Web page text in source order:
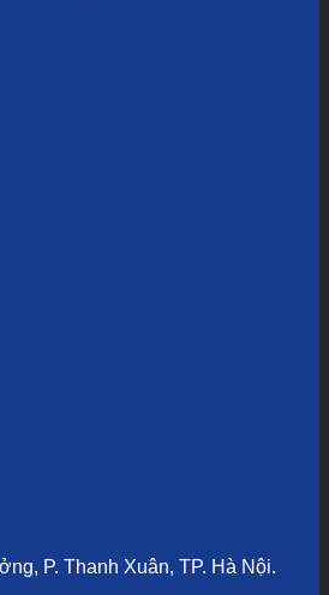
P. Thanh Xuân, TP. Hà Nội.